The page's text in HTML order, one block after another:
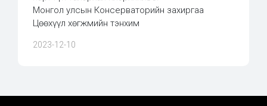
Монгол улсын Консерваторийн захиргаа
Цөөхүүл хөгжмийн тэнхим
2023-12-10